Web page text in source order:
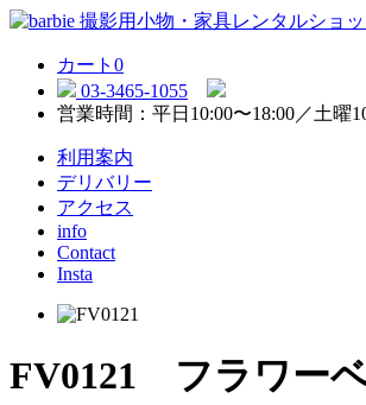
カート 0
03-3465-1055
営業時間：平日10:00〜18:00／土曜
利用案内
デリバリー
アクセス
info
Contact
Insta
FV0121 フラワー